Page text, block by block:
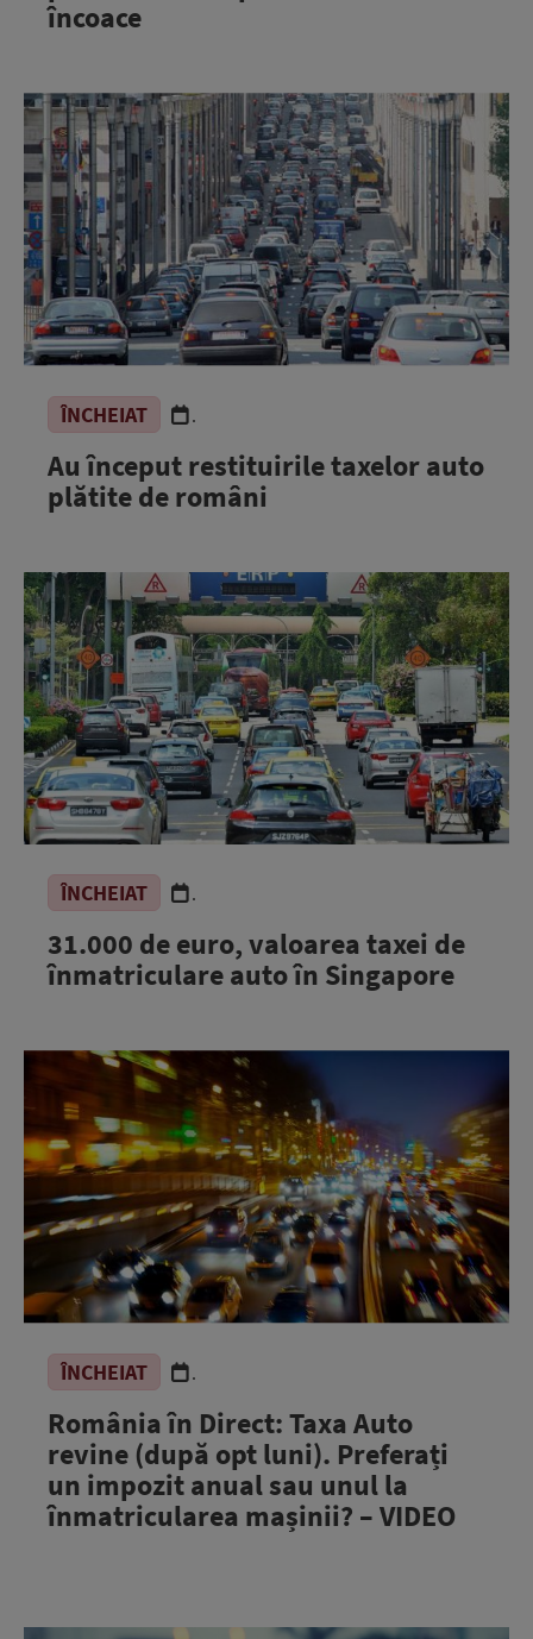
încoace
ÎNCHEIAT .
Au început restituirile taxelor auto
plătite de români
ÎNCHEIAT .
31.000 de euro, valoarea taxei de
înmatriculare auto în Singapore
ÎNCHEIAT .
România în Direct: Taxa Auto
revine (după opt luni). Preferați
un impozit anual sau unul la
înmatricularea mașinii? – VIDEO